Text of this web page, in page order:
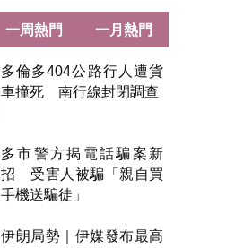
多倫多404公路行人遭貨
車撞死 南行線封閉調查
多市警方揭電話騙案新
招 受害人被騙「親自買
手機送騙徒」
伊朗局勢｜伊媒發布最高
一周熱門 一月熱門